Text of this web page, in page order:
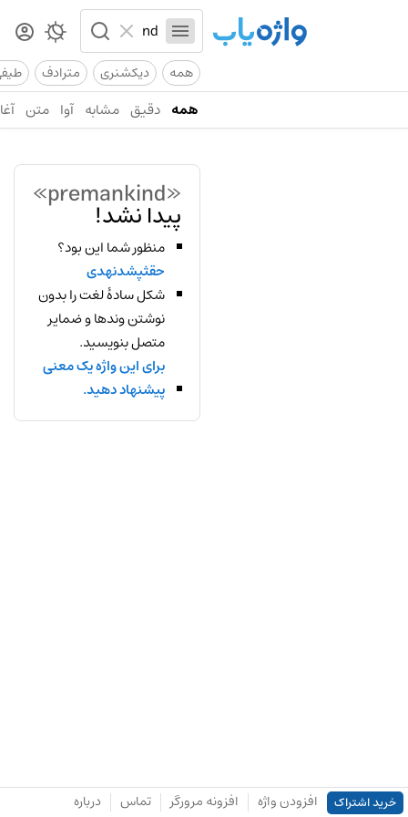
همه دیکشنری مترادف
همه دقیق مشابه آوا متن
«premankind»
پیدا نشد!
منظور شما این بود؟
حقثپشدنهدی
شکل سادهٔ لغت را بدون
نوشتن وندها و ضمایر
متصل بنویسید.
برای این واژه یک معنی
پیشنهاد دهید.
خرید اشتراک افزودن واژه افزونه مرورگر تماس درباره